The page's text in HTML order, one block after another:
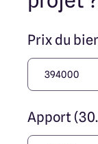
Prix du
Apport